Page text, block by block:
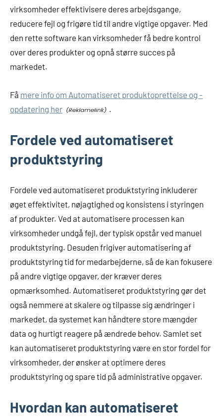
virksomheder effektivisere deres arbejdsgange,
reducere fejl og frigøre tid til andre vigtige opgaver. Med
den rette software kan virksomheder få bedre kontrol
over deres produkter og opnå større succes på
markedet.
Få mere info om Automatiseret produktoprettelse og -
opdatering her
.
Fordele ved automatiseret
produktstyring
Fordele ved automatiseret produktstyring inkluderer
øget effektivitet, nøjagtighed og konsistens i styringen
af produkter. Ved at automatisere processen kan
virksomheder undgå fejl, der typisk opstår ved manuel
produktstyring. Desuden frigiver automatisering af
produktstyring tid for medarbejderne, så de kan fokusere
på andre vigtige opgaver, der kræver deres
opmærksomhed. Automatiseret produktstyring gør det
også nemmere at skalere og tilpasse sig ændringer i
markedet, da systemet kan håndtere store mængder
data og hurtigt reagere på ændrede behov. Samlet set
kan automatiseret produktstyring være en stor fordel for
virksomheder, der ønsker at optimere deres
produktstyring og spare tid på administrative opgaver.
Hvordan kan automatiseret